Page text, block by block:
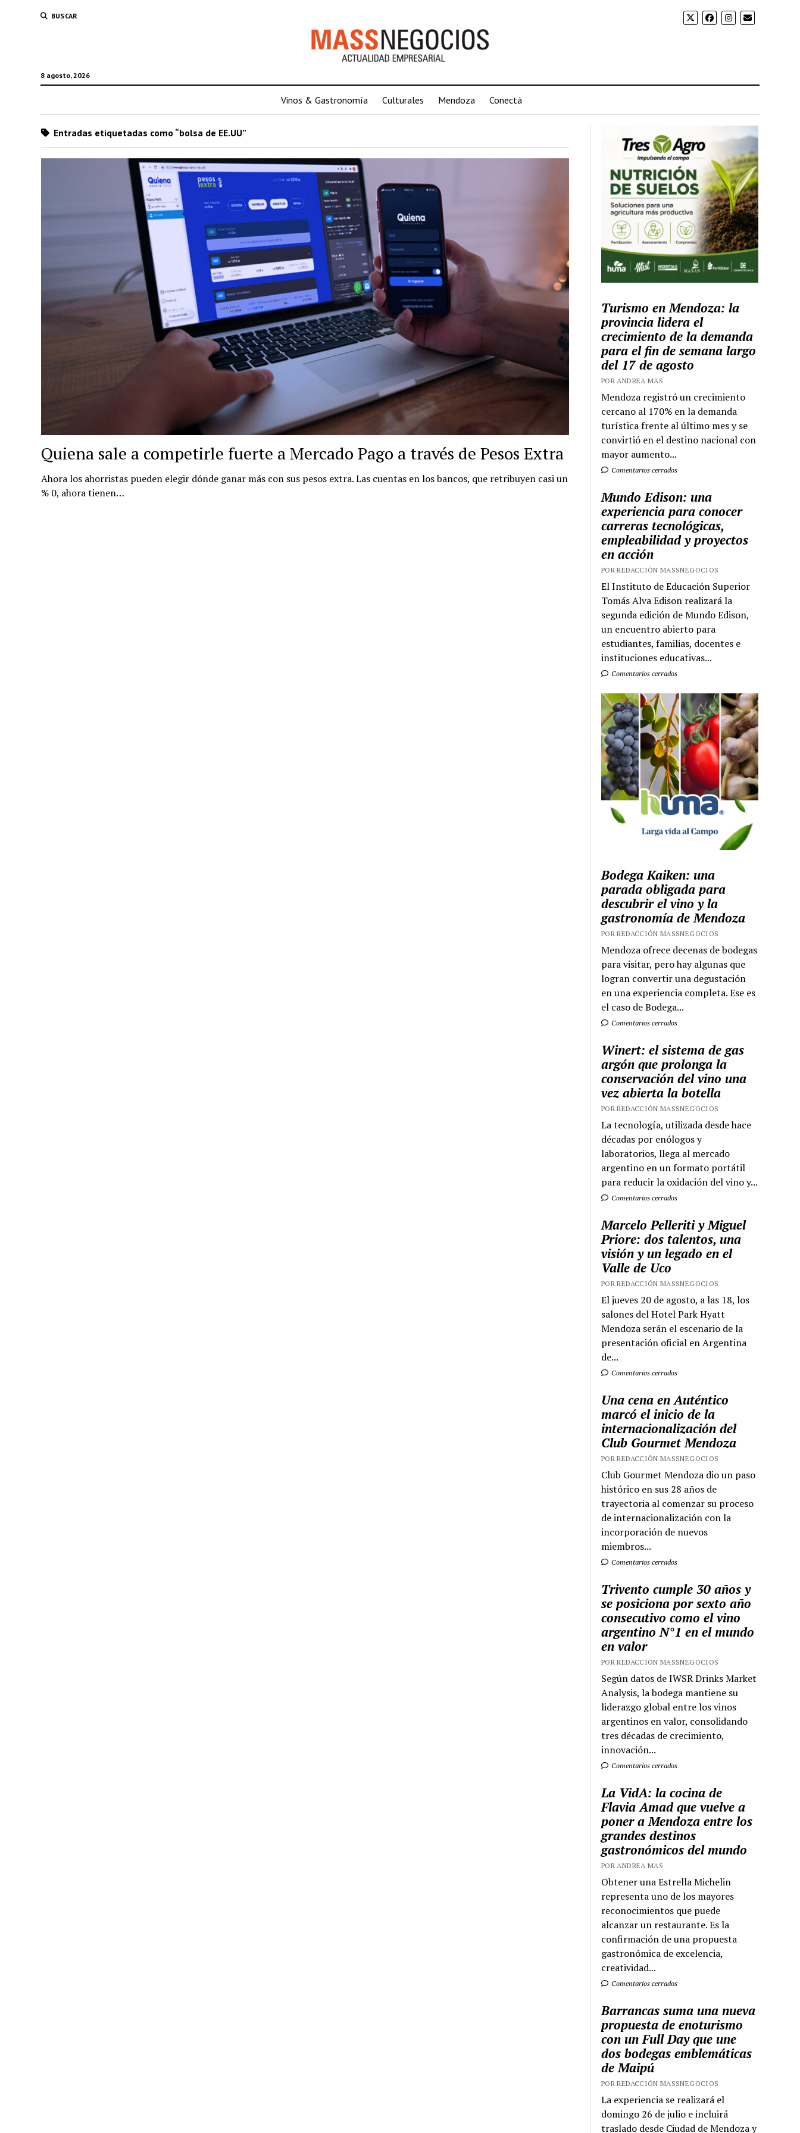
BUSCAR
8 agosto, 2026
Vinos & Gastronomía Culturales Mendoza Conectá
Entradas etiquetadas como “bolsa de EE.UU”
Quiena sale a competirle fuerte a Mercado Pago a través de Pesos Extra
Ahora los ahorristas pueden elegir dónde ganar más con sus pesos extra. Las cuentas en los bancos, que retribuyen casi un
% 0, ahora tienen…
Turismo en Mendoza: la
provincia lidera el
crecimiento de la demanda
para el fin de semana largo
del 17 de agosto
POR ANDREA MAS
Mendoza registró un crecimiento
cercano al 170% en la demanda
turística frente al último mes y se
convirtió en el destino nacional con
mayor aumento...
Comentarios cerrados
Mundo Edison: una
experiencia para conocer
carreras tecnológicas,
empleabilidad y proyectos
en acción
POR REDACCIÓN MASSNEGOCIOS
El Instituto de Educación Superior
Tomás Alva Edison realizará la
segunda edición de Mundo Edison,
un encuentro abierto para
estudiantes, familias, docentes e
instituciones educativas...
Comentarios cerrados
Bodega Kaiken: una
parada obligada para
descubrir el vino y la
gastronomía de Mendoza
POR REDACCIÓN MASSNEGOCIOS
Mendoza ofrece decenas de bodegas
para visitar, pero hay algunas que
logran convertir una degustación
en una experiencia completa. Ese es
el caso de Bodega...
Comentarios cerrados
Winert: el sistema de gas
argón que prolonga la
conservación del vino una
vez abierta la botella
POR REDACCIÓN MASSNEGOCIOS
La tecnología, utilizada desde hace
décadas por enólogos y
laboratorios, llega al mercado
argentino en un formato portátil
para reducir la oxidación del vino y...
Comentarios cerrados
Marcelo Pelleriti y Miguel
Priore: dos talentos, una
visión y un legado en el
Valle de Uco
POR REDACCIÓN MASSNEGOCIOS
El jueves 20 de agosto, a las 18, los
salones del Hotel Park Hyatt
Mendoza serán el escenario de la
presentación oficial en Argentina
de...
Comentarios cerrados
Una cena en Auténtico
marcó el inicio de la
internacionalización del
Club Gourmet Mendoza
POR REDACCIÓN MASSNEGOCIOS
Club Gourmet Mendoza dio un paso
histórico en sus 28 años de
trayectoria al comenzar su proceso
de internacionalización con la
incorporación de nuevos
miembros...
Comentarios cerrados
Trivento cumple 30 años y
se posiciona por sexto año
consecutivo como el vino
argentino N°1 en el mundo
en valor
POR REDACCIÓN MASSNEGOCIOS
Según datos de IWSR Drinks Market
Analysis, la bodega mantiene su
liderazgo global entre los vinos
argentinos en valor, consolidando
tres décadas de crecimiento,
innovación...
Comentarios cerrados
La VidA: la cocina de
Flavia Amad que vuelve a
poner a Mendoza entre los
grandes destinos
gastronómicos del mundo
POR ANDREA MAS
Obtener una Estrella Michelin
representa uno de los mayores
reconocimientos que puede
alcanzar un restaurante. Es la
confirmación de una propuesta
gastronómica de excelencia,
creatividad...
Comentarios cerrados
Barrancas suma una nueva
propuesta de enoturismo
con un Full Day que une
dos bodegas emblemáticas
de Maipú
POR REDACCIÓN MASSNEGOCIOS
La experiencia se realizará el
domingo 26 de julio e incluirá
traslado desde Ciudad de Mendoza y